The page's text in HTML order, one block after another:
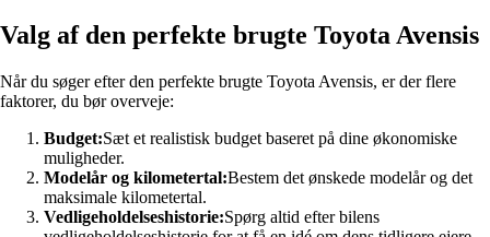
Valg af den perfekte brugte Toyota Avensis
Når du søger efter den perfekte brugte Toyota Avensis, er der flere
faktorer, du bør overveje:
Budget:Sæt et realistisk budget baseret på dine økonomiske
muligheder.
Modelår og kilometertal:Bestem det ønskede modelår og det
maksimale kilometertal.
Vedligeholdelseshistorie:Spørg altid efter bilens